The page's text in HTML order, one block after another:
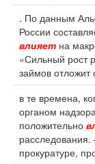
. По данным
России
влияет на
«Сильный рост
займов отложит
в те времена,
органом
положительно
прокуратуре,